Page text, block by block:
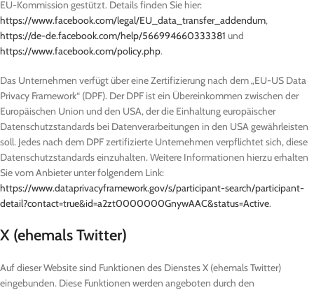
EU-Kommission gestützt. Details finden Sie hier:
https://www.facebook.com/legal/EU_data_transfer_addendum,
https://de-de.facebook.com/help/566994660333381 und
https://www.facebook.com/policy.php.
Das Unternehmen verfügt über eine Zertifizierung nach dem „EU-US Data
Privacy Framework“ (DPF). Der DPF ist ein Übereinkommen zwischen der
Europäischen Union und den USA, der die Einhaltung europäischer
Datenschutzstandards bei Datenverarbeitungen in den USA gewährleisten
soll. Jedes nach dem DPF zertifizierte Unternehmen verpflichtet sich, diese
Datenschutzstandards einzuhalten. Weitere Informationen hierzu erhalten
Sie vom Anbieter unter folgendem Link:
https://www.dataprivacyframework.gov/s/participant-search/participant-
detail?contact=true&id=a2zt0000000GnywAAC&status=Active.
X (ehemals Twitter)
Auf dieser Website sind Funktionen des Dienstes X (ehemals Twitter)
eingebunden. Diese Funktionen werden angeboten durch den